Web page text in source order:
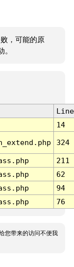
，可能的原
Line
14
324
211
62
94
76
您带来的访问不便我